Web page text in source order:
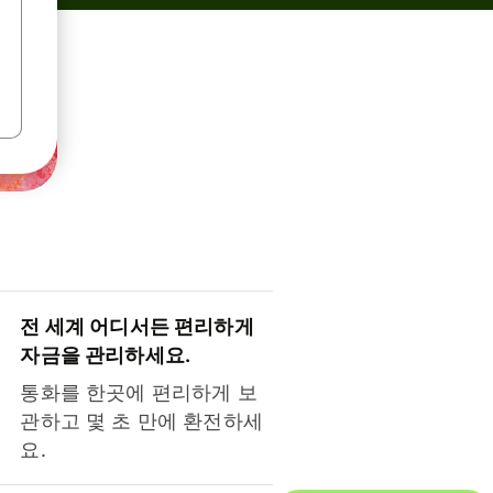
전 세계 어디서든 편리하게
자금을 관리하세요.
통화를 한곳에 편리하게 보
관하고 몇 초 만에 환전하세
요.